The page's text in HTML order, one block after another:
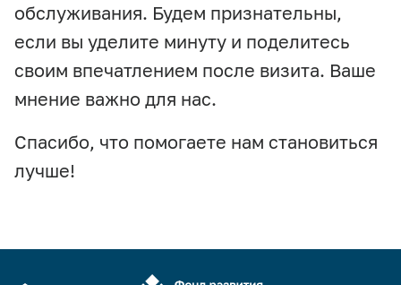
обслуживания. Будем признательны,
если вы уделите минуту и поделитесь
своим впечатлением после визита. Ваше
мнение важно для нас.
Спасибо, что помогаете нам становиться
лучше!